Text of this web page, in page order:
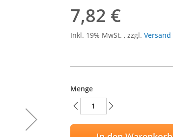
7,82 €
Inkl. 19% MwSt., zzgl.Versand
Menge